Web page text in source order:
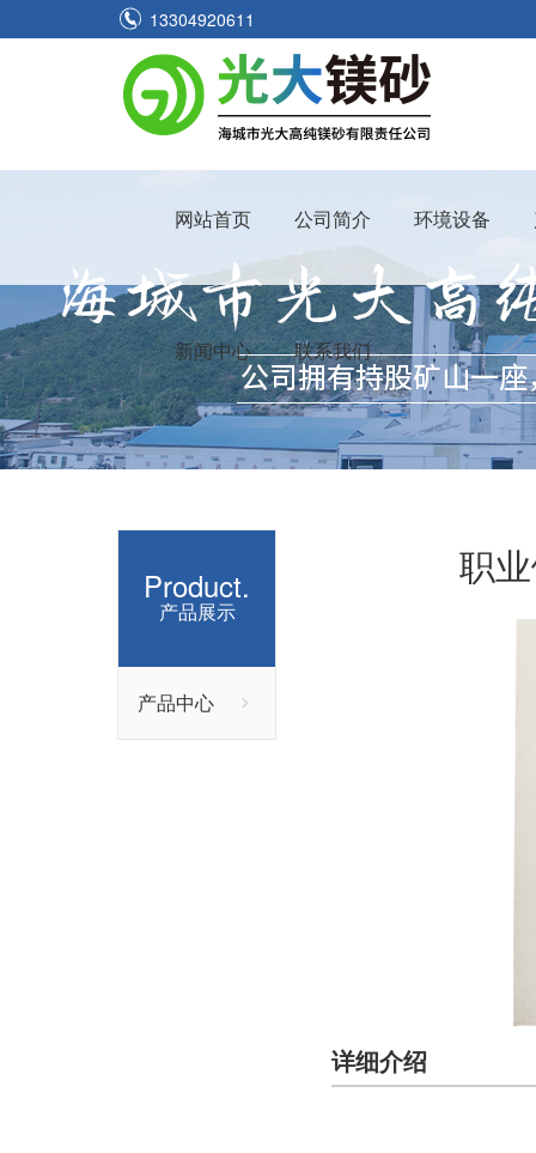
13304920611
网站首页 公司简介 环境设备
新闻中心 联系我们
Product.
产品展示
产品中心
职
详细介绍